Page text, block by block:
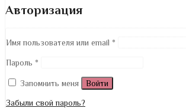
Авторизация
Имя пользователя или email *
Пароль *
Запомнить меня Войти
Забыли свой пароль?